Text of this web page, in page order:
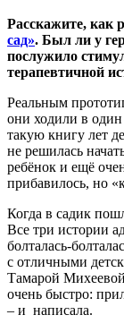
Расскажите, как
сад». Был ли у
послужило
терапевтичной
Реальным
они ходили в один
такую книгу лет
не решилась
ребёнок и ещё
прибавилось, но
Когда в садик
Все три истории
болталась-
с отличными
Тамарой
очень быстро:
– и написала.